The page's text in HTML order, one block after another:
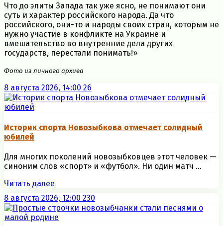
Что до элиты Запада так уже ясно, не понимают они
суть и характер российского народа. Да что
российского, они-то и народы своих стран, которым не
нужно участие в конфликте на Украине и
вмешательство во внутренние дела других
государств, перестали понимать!»
Фото из личного архива
8 августа 2026, 14:00 26
Историк спорта Новозыбкова отмечает солидный
юбилей
Для многих поколений новозыбковцев этот человек —
синоним слов «спорт» и «футбол». Ни один матч ...
Читать далее
8 августа 2026, 12:00 230